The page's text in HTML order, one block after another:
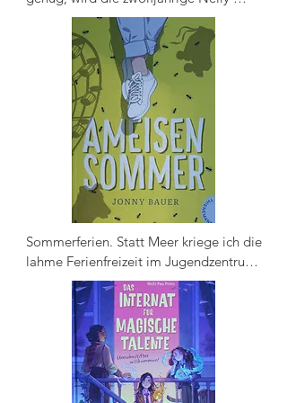
dabei von ganz schön viel Familie
begleitet. Denn nachdem sich ihre
Eltern getrennt und jeweils eine neue
Liebe gefunden haben, steht nun der
Umzug in ein anderes Leben an.
Alarmstufe dunkelrot!
Mittendrin im Geschwister-Chaos ist es
gar nicht so leicht, die Nerven zu
behalten. Vor allem nicht, wenn die
wegen eines verdammt süßen Jungen
ohnehin schon ziemlich blank liegen ....
Sommerferien. Statt Meer kriege ich die
lahme Ferienfreizeit im Jugendzentrum.
Und Eddie. Eddie, der an seinem Mofa
schraubt und wenigstens nicht so nervt
wie die Betreuer mit ihrer Dauergrinse-
Laune und ihren peinlichen
Gruppenspielen. Also sind wir ein Wir -
Eddie und ich gegen Langeweile,